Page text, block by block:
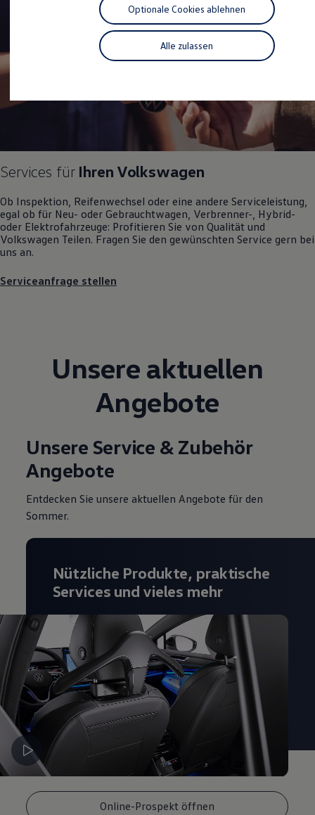
T-Roc Kollektion
Golf Kollektion
ID. Kollektion
Volkswagen Kollektion
R-Kollektion
#wedriveproud
Inspektion und HU/AU
Reparaturen und Checks
Motorenöl und Flüssigkeiten
Räder und Reifen
Pannen- und Unfallhilfe
Economy Service
Volkswagen Teile
Schutz und Pflege
Dienste für Ihr Modell finden
Volkswagen Apps, Login und Shop
Updates für Software, Karten und Radio
Über Ihr Auto
Volkswagen Kundenbetreuung
Assistenzsysteme
Live Beratung
Magazin
Transport
Volkswagen R
Pannen- und Unfallhilfe
Volkswagen Kundenbetreuung
Services für Ihren Volkswagen
Ob Inspektion, Reifenwechsel oder eine andere Serviceleistung,
egal ob für Neu- oder Gebrauchtwagen , Verbrenner-, Hybrid-
oder Elektrofahrzeuge: Profitieren Sie von Qualität und
Volkswagen Teilen. Fragen Sie den gewünschten Service gern bei
uns an.
Serviceanfrage stellen
Unsere aktuellen
Angebote
Unsere Service & Zubehör
Angebote
Entdecken Sie unsere aktuellen Angebote für den
Sommer.
Online-Prospekt öffnen
Nützliche Produkte, praktische
Services und vieles mehr
Alle zulassen
Optionale Cookies ablehnen